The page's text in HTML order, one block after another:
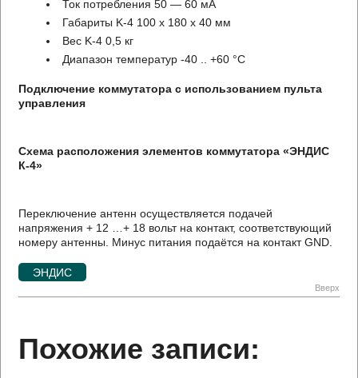
Ток потребления 50 — 60 мA
Габариты K-4 100 х 180 х 40 мм
Вес K-4 0,5 кг
Диапазон температур -40 .. +60 °C
Подключение коммутатора с использованием пульта
управления
Схема расположения элементов коммутатора «ЭНДИС
К-4»
Переключение антенн осуществляется подачей
напряжения + 12 …+ 18 вольт на контакт, соответствующий
номеру антенны. Минус питания подаётся на контакт GND.
ЭНДИС
Вверх
Похожие записи: